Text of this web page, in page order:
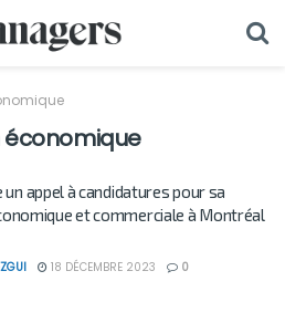
économique
un appel à candidatures pour sa
et commerciale à Montréal
18 DÉCEMBRE 2023 0